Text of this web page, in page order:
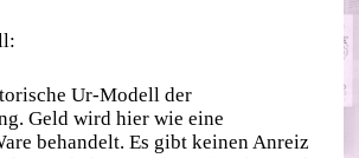
Ur-Modell der
Geld wird hier wie eine
behandelt. Es gibt keinen Anreiz